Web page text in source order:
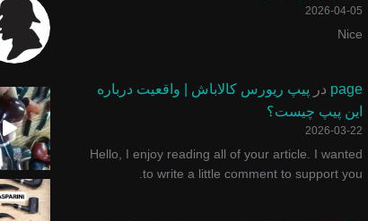
2026-04-05
Nice
page در پیپ ریورس کالاباش | واقعیت درباره
این پیپ چیست؟
2026-03-22
Hello, I enjoy reading all of your article. I wanted
to write a little comment to support you.
پیپ های سری پلی استر پینوکیو پایپ درخشندگی عالی و
چوب سیگار ایتالیایی برابر گلد امکان
پیپ ولکانو یا آتشفشان یکی
با پول زیاد
یه عده میگن پول خوب نیست .... وقتی معنای کلمات هم
#پیپ #پیپ_دستساز #smokingpipe #pinocchiopipe #توتوپیپ گاسپارینی سری روستیک
پیپ مرشام یکی